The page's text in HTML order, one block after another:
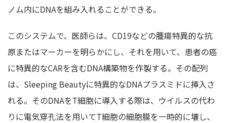
ノム内にDNAを組み入れることができる。
このシステムで、医師らは、CD19などの腫瘍特異的な抗
原またはマーカーを明らかにし、それを用いて、患者の癌
に特異的なCARを含むDNA構築物を作製する。その配列
は、Sleeping Beautyに特異的なDNAプラスミドに挿入さ
れる。そのDNAをT細胞に導入する際は、ウイルスの代わ
りに電気穿孔法を用いてT細胞の細胞膜を一時的に壊し、